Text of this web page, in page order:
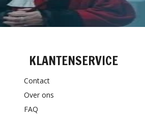
KLANTENSERVICE
Contact
Over ons
FAQ